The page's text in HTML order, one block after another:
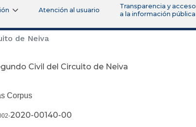
Atención al usuario
Transparencia y acceso
a la información pública
de Neiva
Civil del Circuito de Neiva
Corpus
2020-00140-00